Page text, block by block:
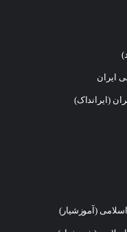
ایران
(ایرانداک)
(آموزشیار)